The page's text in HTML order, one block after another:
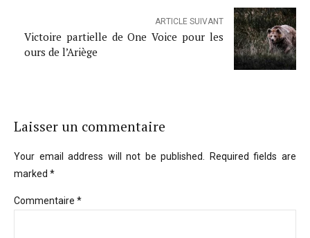
ARTICLE SUIVANT
Victoire partielle de One Voice pour les
ours de l’Ariège
Laisser un commentaire
Your email address will not be published. Required fields are
marked *
Commentaire *